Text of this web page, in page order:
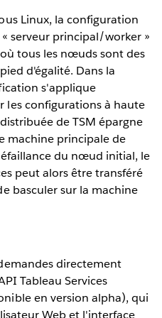
Linux, la configuration
serveur principal/worker »
tous les nœuds sont des
d'égalité. Dans la
s'applique
les configurations à haute
de TSM épargne
machine principale de
du nœud initial, le
peut alors être transféré
basculer sur la machine
directement
Tableau Services
en version alpha), qui
Web et l'interface